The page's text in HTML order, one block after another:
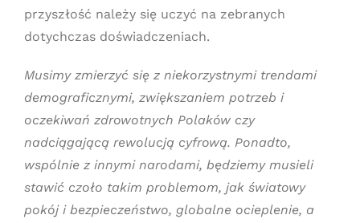
przyszłość należy się uczyć na zebranych
dotychczas doświadczeniach.
Musimy zmierzyć się z niekorzystnymi trendami
demograficznymi, zwiększaniem potrzeb i
oczekiwań zdrowotnych Polaków czy
nadciągającą rewolucją cyfrową. Ponadto,
wspólnie z innymi narodami, będziemy musieli
stawić czoło takim problemom, jak światowy
pokój i bezpieczeństwo, globalne ocieplenie, a